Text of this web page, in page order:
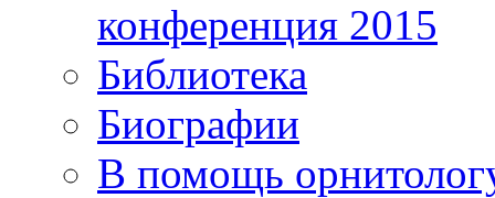
конференция 2015
Библиотека
Биографии
В помощь